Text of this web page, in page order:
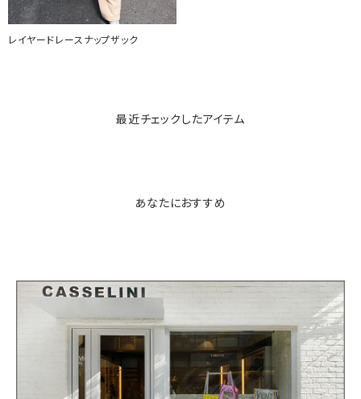
レイヤードレースナップザック
最近チェックしたアイテム
あなたにおすすめ